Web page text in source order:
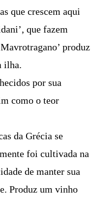
que crescem aqui
que fazem
produz
ilha.
por sua
como o teor
da Grécia se
foi cultivada na
de manter sua
Produz um vinho